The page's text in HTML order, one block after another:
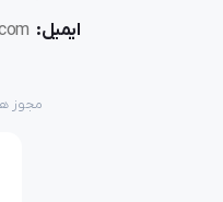
مزایای استفاده از
sewing
ایمیل:
مجوز